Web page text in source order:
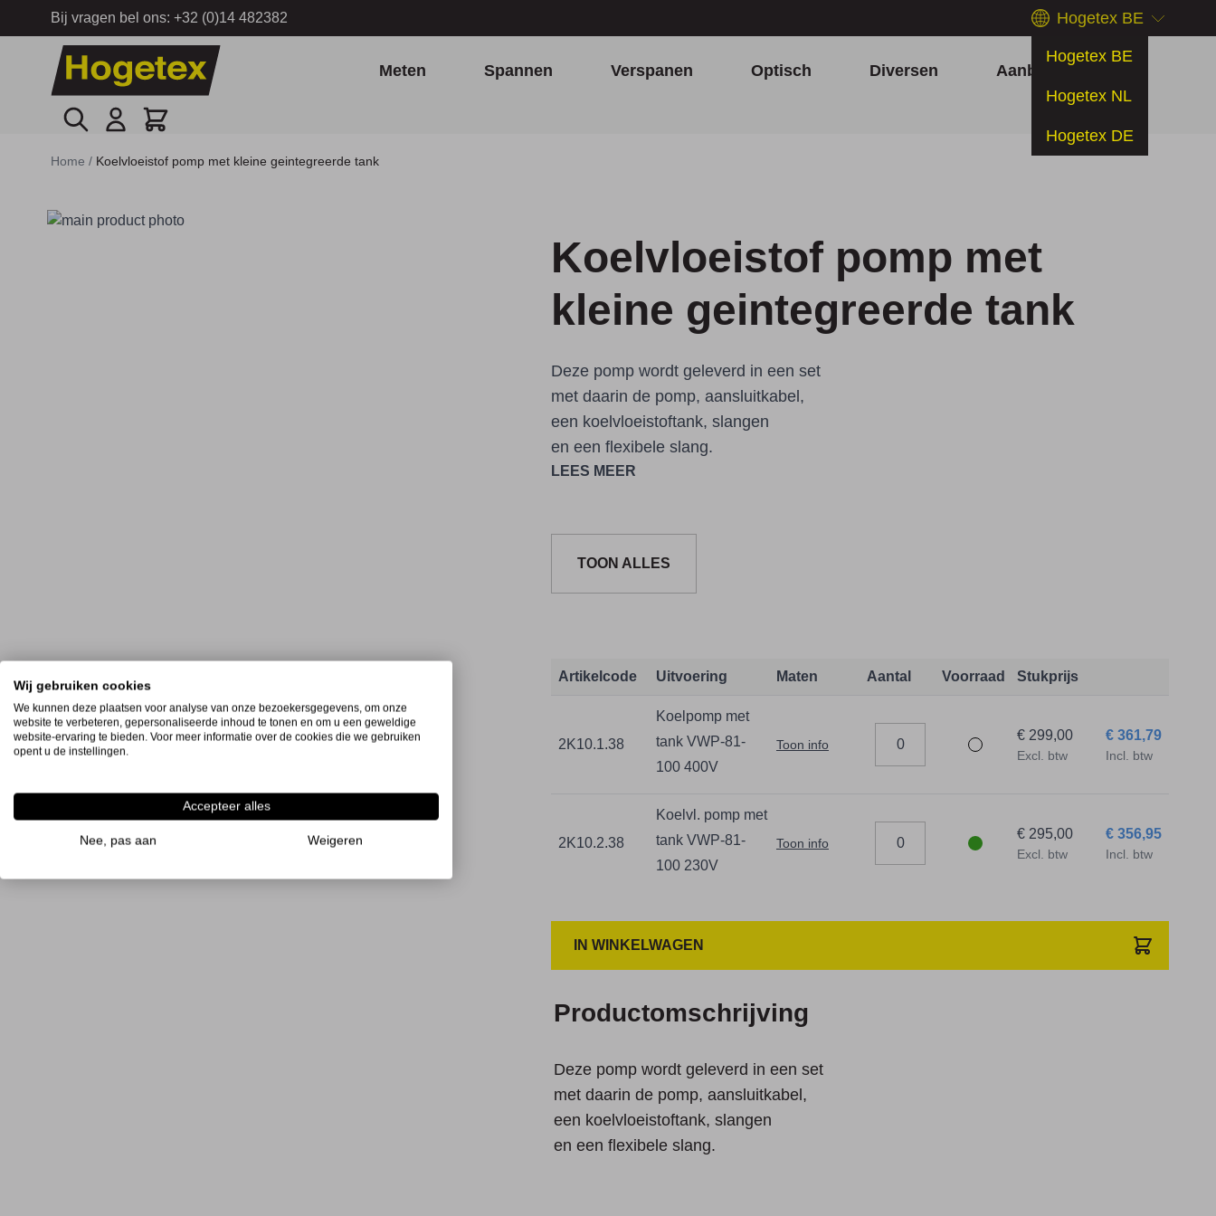
Bij vragen bel ons: +32 (0)14 482382 Hogetex BE
Hogetex BE
Hogetex NL
Hogetex DE
Ga naar de inhoud
Meten Spannen Verspanen Optisch Diversen Aanbiedingen
Zoek Cart
Home / Koelvloeistof pomp met kleine geintegreerde tank
Koelvloeistof pomp met
kleine geintegreerde tank
Deze pomp wordt geleverd in een set
met daarin de pomp, aansluitkabel,
een koelvloeistoftank, slangen
en een flexibele slang.
LEES MEER
TOON ALLES
Artikelcode Uitvoering Maten Aantal Voorraad Stukprijs
2K10.1.38
Koelpomp met
tank VWP-81-
100 400V
Toon info
€ 361,79
Incl. btw
€ 299,00
Excl. btw
2K10.2.38
Koelvl. pomp met
tank VWP-81-
100 230V
Toon info
€ 356,95
Incl. btw
€ 295,00
Excl. btw
IN WINKELWAGEN
Productomschrijving
Deze pomp wordt geleverd in een set
met daarin de pomp, aansluitkabel,
een koelvloeistoftank, slangen
en een flexibele slang.
Wij gebruiken cookies
We kunnen deze plaatsen voor analyse van onze bezoekersgegevens, om onze
website te verbeteren, gepersonaliseerde inhoud te tonen en om u een geweldige
website-ervaring te bieden. Voor meer informatie over de cookies die we gebruiken
opent u de instellingen.
Accepteer alles
Nee, pas aan Weigeren